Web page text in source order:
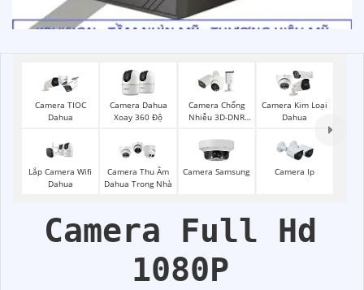
Camera TIOC
Dahua
Camera Dahua
Xoay 360 Độ
Camera Chống
Nhiễu 3D-DNR
Camera Kim Loại
Dahua
Lắp Camera Wifi
Dahua
Camera Thu Âm
Dahua Trong Nhà
Camera Samsung Camera Ip
Camera Full Hd
1080P